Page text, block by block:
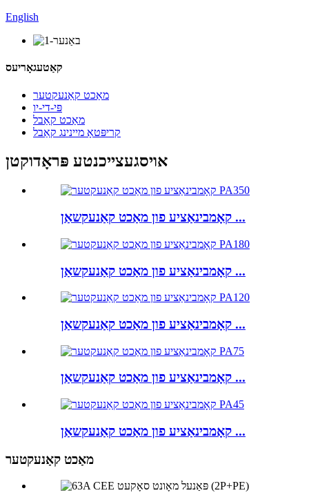
English
קאַטעגאָריעס
מאַכט קאַנעקטער
פּי-די-יו
מאַכט קאַבל
קריפּטאָ מיינינג קאַבל
אויסגעצייכנטע פּראָדוקטן
קאָמבינאַציע פון ​​מאַכט קאַנעקשאַן ...
קאָמבינאַציע פון ​​מאַכט קאַנעקשאַן ...
קאָמבינאַציע פון ​​מאַכט קאַנעקשאַן ...
קאָמבינאַציע פון ​​מאַכט קאַנעקשאַן ...
קאָמבינאַציע פון ​​מאַכט קאַנעקשאַן ...
מאַכט קאַנעקטער